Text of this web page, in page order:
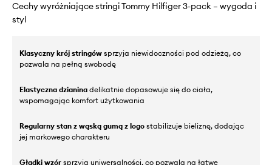
Cechy wyróżniające stringi Tommy Hilfiger 3-pack – wygoda i
styl
Klasyczny krój stringów sprzyja niewidoczności pod odzieżą, co
pozwala na pełną swobodę
Elastyczna dzianina delikatnie dopasowuje się do ciała,
wspomagając komfort użytkowania
Regularny stan z wąską gumą z logo stabilizuje bieliznę, dodając
jej markowego charakteru
Gładki wzór sprzyja uniwersalności, co pozwala na łatwe